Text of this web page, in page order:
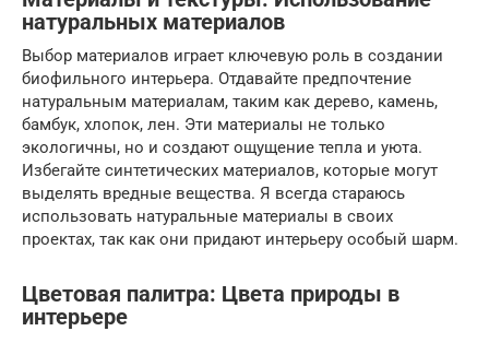
натуральных материалов
Выбор материалов играет ключевую роль в создании
биофильного интерьера. Отдавайте предпочтение
натуральным материалам, таким как дерево, камень,
бамбук, хлопок, лен. Эти материалы не только
экологичны, но и создают ощущение тепла и уюта.
Избегайте синтетических материалов, которые могут
выделять вредные вещества. Я всегда стараюсь
использовать натуральные материалы в своих
проектах, так как они придают интерьеру особый шарм.
Цветовая палитра: Цвета природы в
интерьере